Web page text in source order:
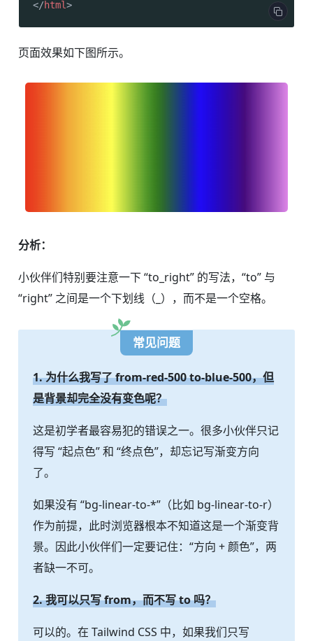
</html>
页面效果如下图所示。
分析：
小伙伴们特别要注意一下 “to_right” 的写法，“to” 与
“right” 之间是一个下划线（_），而不是一个空格。
常见问题
1. 为什么我写了 from-red-500 to-blue-500，但
是背景却完全没有变色呢？
这是初学者最容易犯的错误之一。很多小伙伴只记
得写 “起点色” 和 “终点色”，却忘记写渐变方向
了。
如果没有 “bg-linear-to-*”（比如 bg-linear-to-r）
作为前提，此时浏览器根本不知道这是一个渐变背
景。因此小伙伴们一定要记住：“方向 + 颜色”，两
者缺一不可。
2. 我可以只写 from，而不写 to 吗？
可以的。在 Tailwind CSS 中，如果我们只写